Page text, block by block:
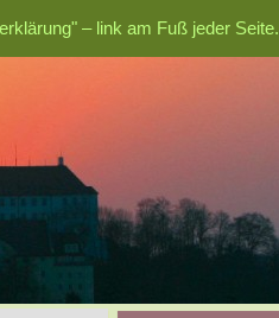
– link am Fuß jeder Seite.